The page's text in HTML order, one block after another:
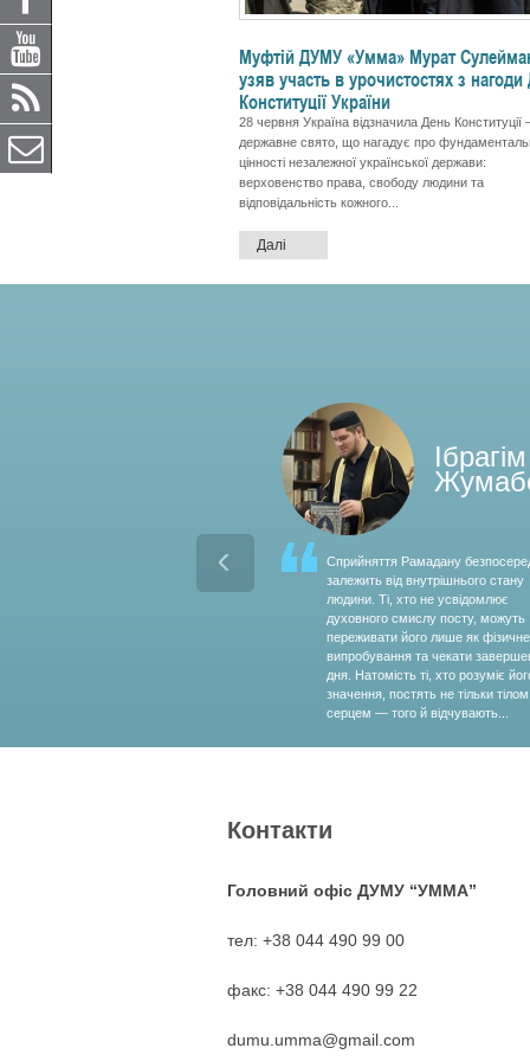
Муфтій ДУМУ «Умма» Мурат
узяв участь в урочистостях з
Конституції України
28 червня Україна відзначила День Конституції
державне свято, що нагадує про
цінності незалежної української держави:
верховенство права, свободу людини та
відповідальність кожного...
Далі
Ібрагім
Cприйняття Рамадану
залежить від внутрішнього стану
людини. Ті, хто не усвідомлює
духовного смислу посту, можуть
переживати його лише як фізичне
випробування та чекати
дня. Натомість ті, хто розуміє
значення, постять не тільки
серцем — того й відчувають...
Контакти
Головний офіс ДУМУ “УММА”
тел: +38 044 490 99 00
факс: +38 044 490 99 22
dumu.umma@gmail.com